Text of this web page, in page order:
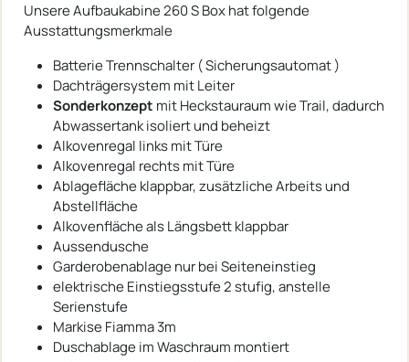
Unsere Aufbaukabine 260 S Box hat folgende
Ausstattungsmerkmale
Batterie Trennschalter ( Sicherungsautomat )
Dachträgersystem mit Leiter
Sonderkonzept mit Heckstauraum wie Trail, dadurch
Abwassertank isoliert und beheizt
Alkovenregal links mit Türe
Alkovenregal rechts mit Türe
Ablagefläche klappbar, zusätzliche Arbeits und
Abstellfläche
Alkovenfläche als Längsbett klappbar
Aussendusche
Garderobenablage nur bei Seiteneinstieg
elektrische Einstiegsstufe 2 stufig, anstelle
Serienstufe
Markise Fiamma 3m
Duschablage im Waschraum montiert